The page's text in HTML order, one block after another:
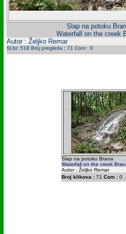
Slap na potoku
Waterfall on the creek
Autor : Željko Remar
Sl.br: 518 Broj pregleda : 71 Com : 0
Slap na potoku Brana
Waterfall on the creek
Autor : Željko Remar
Broj klikova :71 Com :0